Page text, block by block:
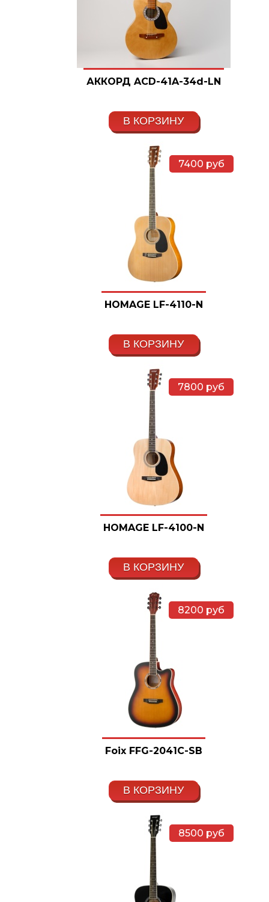
АККОРД ACD-41A-34d-LN
В КОРЗИНУ
7400 руб
HOMAGE LF-4110-N
В КОРЗИНУ
7800 руб
HOMAGE LF-4100-N
В КОРЗИНУ
8200 руб
Foix FFG-2041C-SB
В КОРЗИНУ
8500 руб